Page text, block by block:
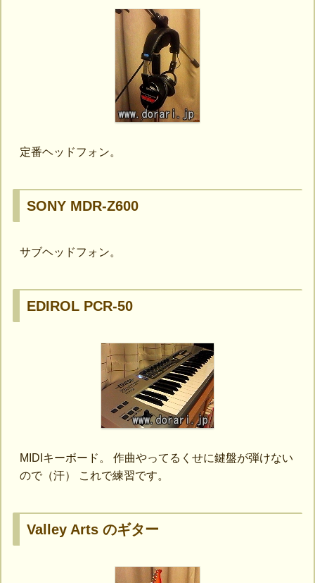
定番ヘッドフォン。
SONY MDR-Z600
サブヘッドフォン。
EDIROL PCR-50
MIDIキーボード。 作曲やってるくせに鍵盤が弾けない
ので（汗） これで練習です。
Valley Arts のギター